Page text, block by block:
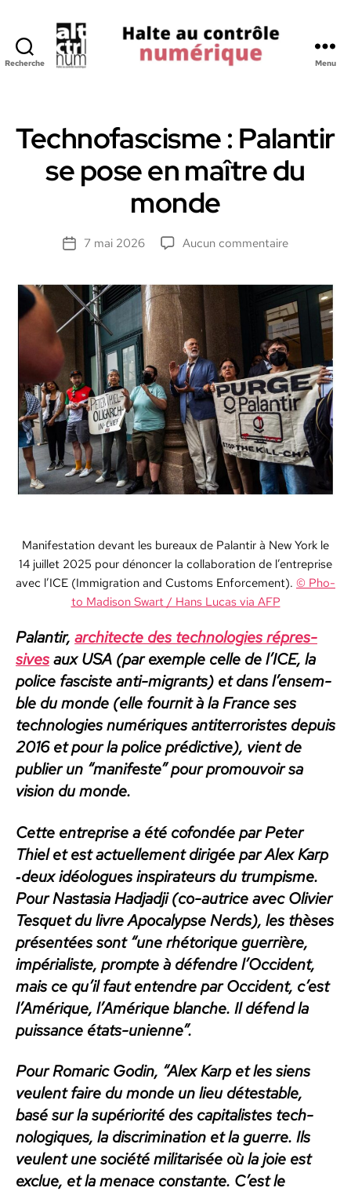
Recherche
Numerique
Menu
Technofascisme : Palantir
se pose en maître du
monde
Date7 mai 2026 Aucun commentairesur
Palantir
se
pose
en
maître
du
monde
Man­i­fes­ta­tion devant les bureaux de Palan­tir à New York le
14 juil­let 2025 pour dénon­cer la col­lab­o­ra­tion de l’en­tre­prise
avec l’ICE (Immi­gra­tion and Cus­toms Enforce­ment). © Pho­
to Madi­son Swart / Hans Lucas via AFP
Palan­tir, archi­tecte des tech­nolo­gies répres­
sivesaux USA (par exem­ple celle de l’ICE, la
police fas­ciste anti-migrants) et dans l’ensem­
ble du monde (elle four­nit à la France ses
tech­nolo­gies numériques antiter­ror­istes depuis
2016 et pour la police pré­dic­tive), vient de
pub­li­er un “man­i­feste” pour pro­mou­voir sa
vision du monde.
Cette entre­prise a été cofondée par Peter
Thiel et est actuelle­ment dirigée par Alex Karp
‑deux idéo­logues inspi­ra­teurs du trump­isme.
Pour Nas­ta­sia Had­jad­ji (co-autrice avec Olivi­er
Tes­quet du livre Apoc­a­lypse Nerds), les thès­es
présen­tées sont “une rhé­torique guer­rière,
impéri­al­iste, prompte à défendre l’Occident,
mais ce qu’il faut enten­dre par Occi­dent, c’est
l’Amérique, l’Amérique blanche. Il défend la
puis­sance états-uni­enne”.
Pour Romar­ic Godin, “Alex Karp et les siens
veu­lent faire du monde un lieu détestable,
basé sur la supéri­or­ité des cap­i­tal­istes tech­
nologiques, la dis­crim­i­na­tion et la guerre. Ils
veu­lent une société mil­i­tarisée où la joie est
exclue, et la men­ace con­stante. C’est le